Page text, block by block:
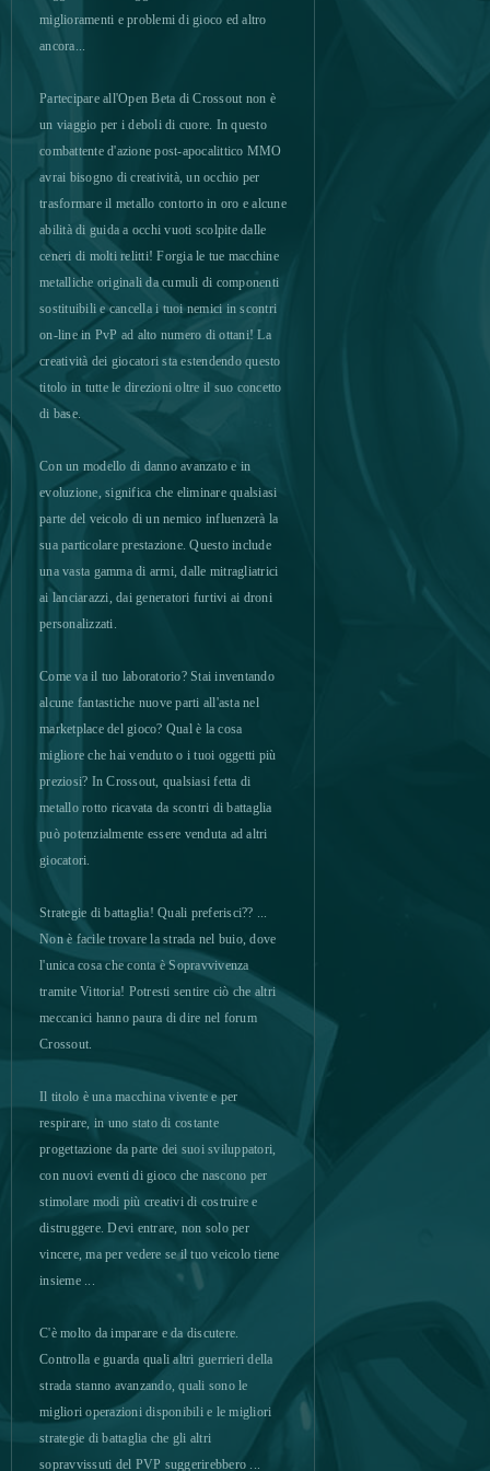
Dark Knight
Dark Omen
Dark Orbit 0
Darkmoon Realm 0
Delta Wars
Demon Blood
Desert Operations
Diablo III (B2P) 0
Dice Dreams - Mobile -
Android
Divine Storm
Dofus 0
Dragon Awaken 0
Dragon Blood
Dragon Glory 0
Dragon Lord 0
Dragon Nest
Drakensang Online 0
Dreadnought 0
miglioramenti e problemi di gioco ed altro
ancora...
Partecipare all'Open Beta di Crossout non è
un viaggio per i deboli di cuore. In questo
combattente d'azione post-apocalittico MMO
avrai bisogno di creatività, un occhio per
trasformare il metallo contorto in oro e alcune
abilità di guida a occhi vuoti scolpite dalle
ceneri di molti relitti! Forgia le tue macchine
metalliche originali da cumuli di componenti
sostituibili e cancella i tuoi nemici in scontri
on-line in PvP ad alto numero di ottani! La
creatività dei giocatori sta estendendo questo
titolo in tutte le direzioni oltre il suo concetto
di base.
Con un modello di danno avanzato e in
evoluzione, significa che eliminare qualsiasi
parte del veicolo di un nemico influenzerà la
sua particolare prestazione. Questo include
una vasta gamma di armi, dalle mitragliatrici
ai lanciarazzi, dai generatori furtivi ai droni
personalizzati.
Come va il tuo laboratorio? Stai inventando
alcune fantastiche nuove parti all'asta nel
marketplace del gioco? Qual è la cosa
migliore che hai venduto o i tuoi oggetti più
preziosi? In Crossout, qualsiasi fetta di
metallo rotto ricavata da scontri di battaglia
può potenzialmente essere venduta ad altri
giocatori.
Strategie di battaglia! Quali preferisci?? ...
Non è facile trovare la strada nel buio, dove
l'unica cosa che conta è Sopravvivenza
tramite Vittoria! Potresti sentire ciò che altri
meccanici hanno paura di dire nel forum
Crossout.
Il titolo è una macchina vivente e per
respirare, in uno stato di costante
progettazione da parte dei suoi sviluppatori,
con nuovi eventi di gioco che nascono per
stimolare modi più creativi di costruire e
distruggere. Devi entrare, non solo per
vincere, ma per vedere se il tuo veicolo tiene
insieme ...
C'è molto da imparare e da discutere.
Controlla e guarda quali altri guerrieri della
strada stanno avanzando, quali sono le
migliori operazioni disponibili e le migliori
strategie di battaglia che gli altri
sopravvissuti del PVP suggerirebbero ...